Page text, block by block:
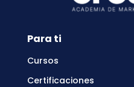
Para ti
Cursos
Certificaciones